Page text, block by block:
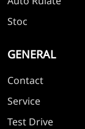
Stoc
GENERAL
Contact
Service
Test Drive